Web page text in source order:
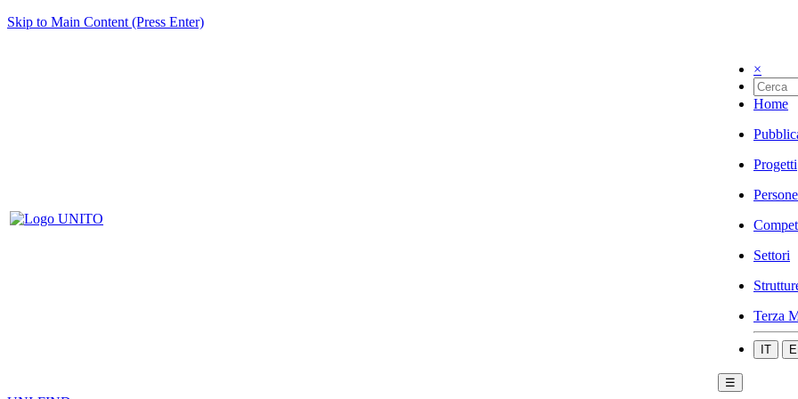
Skip to Main Content (Press Enter)
×
Home
Progetti
Persone
Settori
Terza
IT
☰